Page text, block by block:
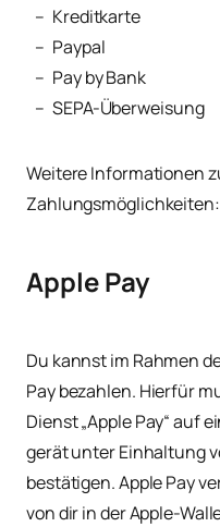
Kre­dit­kar­te
Pay­pal
Pay by Bank
SEPA-Über­wei­sung
Wei­te­re Infor­ma­tio­nen
Zahlungsmöglichkeiten:
Apple Pay
Du kannst im Rah­men
Pay bezah­len. Hier­für
Dienst „Apple Pay“
ge­rät unter Ein­hal­tung
bestä­ti­gen. Apple Pay
von dir in der Apple-